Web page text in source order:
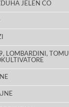
JELEN CO
LOMBARDINI, TOMU